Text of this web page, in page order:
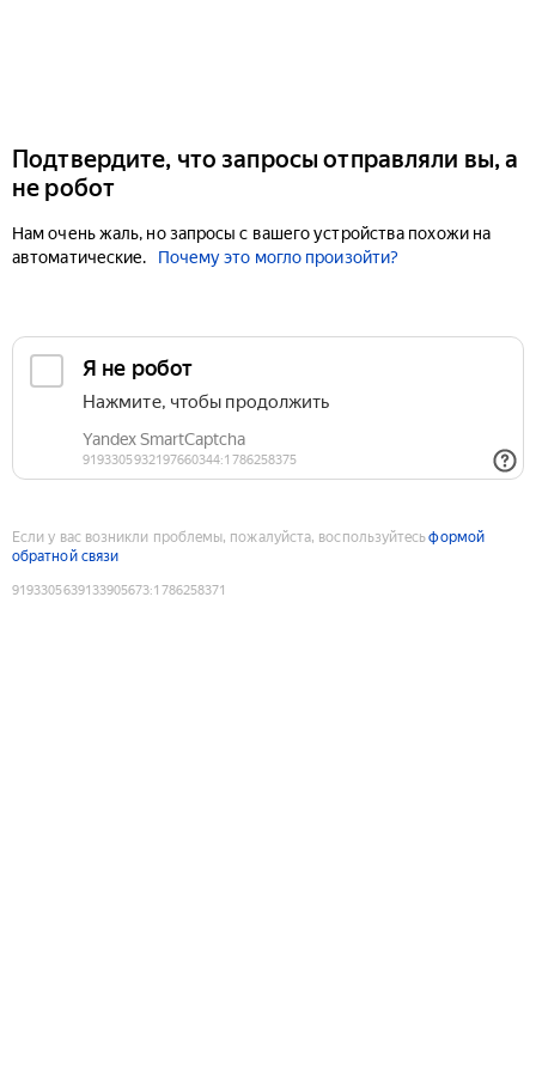
Подтвердите, что запросы отправляли вы, а
не робот
Нам очень жаль, но запросы с вашего устройства похожи на
автоматические.
Почему это могло произойти?
Если у вас возникли проблемы, пожалуйста, воспользуйтесьформой
обратной связи
9193305639133905673:1786258371